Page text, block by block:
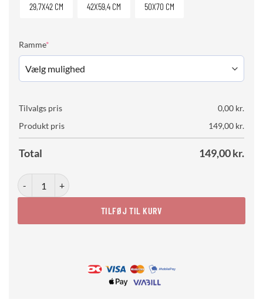
29,7X42 CM 42X59,4 CM 50X70 CM
Ramme*
Tilvalgs pris 0,00 kr.
Produkt pris
149,00 kr.
Total 149,00kr.
Matisse Cut-Outs No. 04 (Beige) antal
TILFØJ TIL KURV